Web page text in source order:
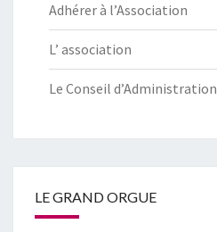
Adhérer à l’Association
L’ association
Le Conseil d’Administration
LE GRAND ORGUE